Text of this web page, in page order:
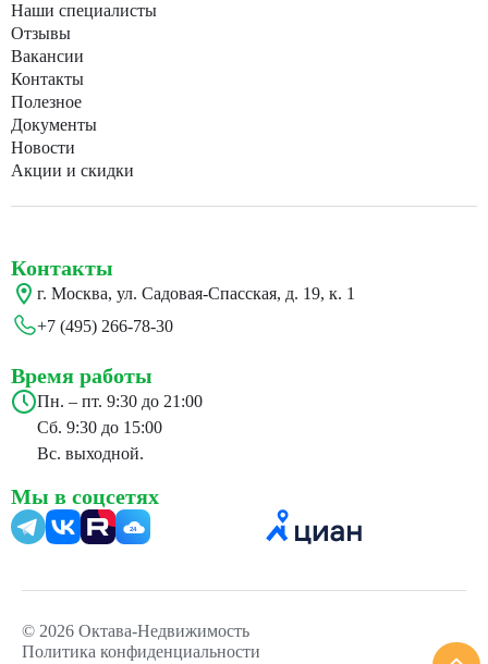
Наши специалисты
Отзывы
Вакансии
Контакты
Полезное
Документы
Новости
Акции и скидки
Контакты
г. Москва, ул. Садовая-Спасская, д. 19, к. 1
+7 (495) 266-78-30
Время работы
Пн. – пт. 9:30 до 21:00
Сб. 9:30 до 15:00
Вс. выходной.
Мы в соцсетях
24
© 2026 Октава-Недвижимость
Политика конфиденциальности